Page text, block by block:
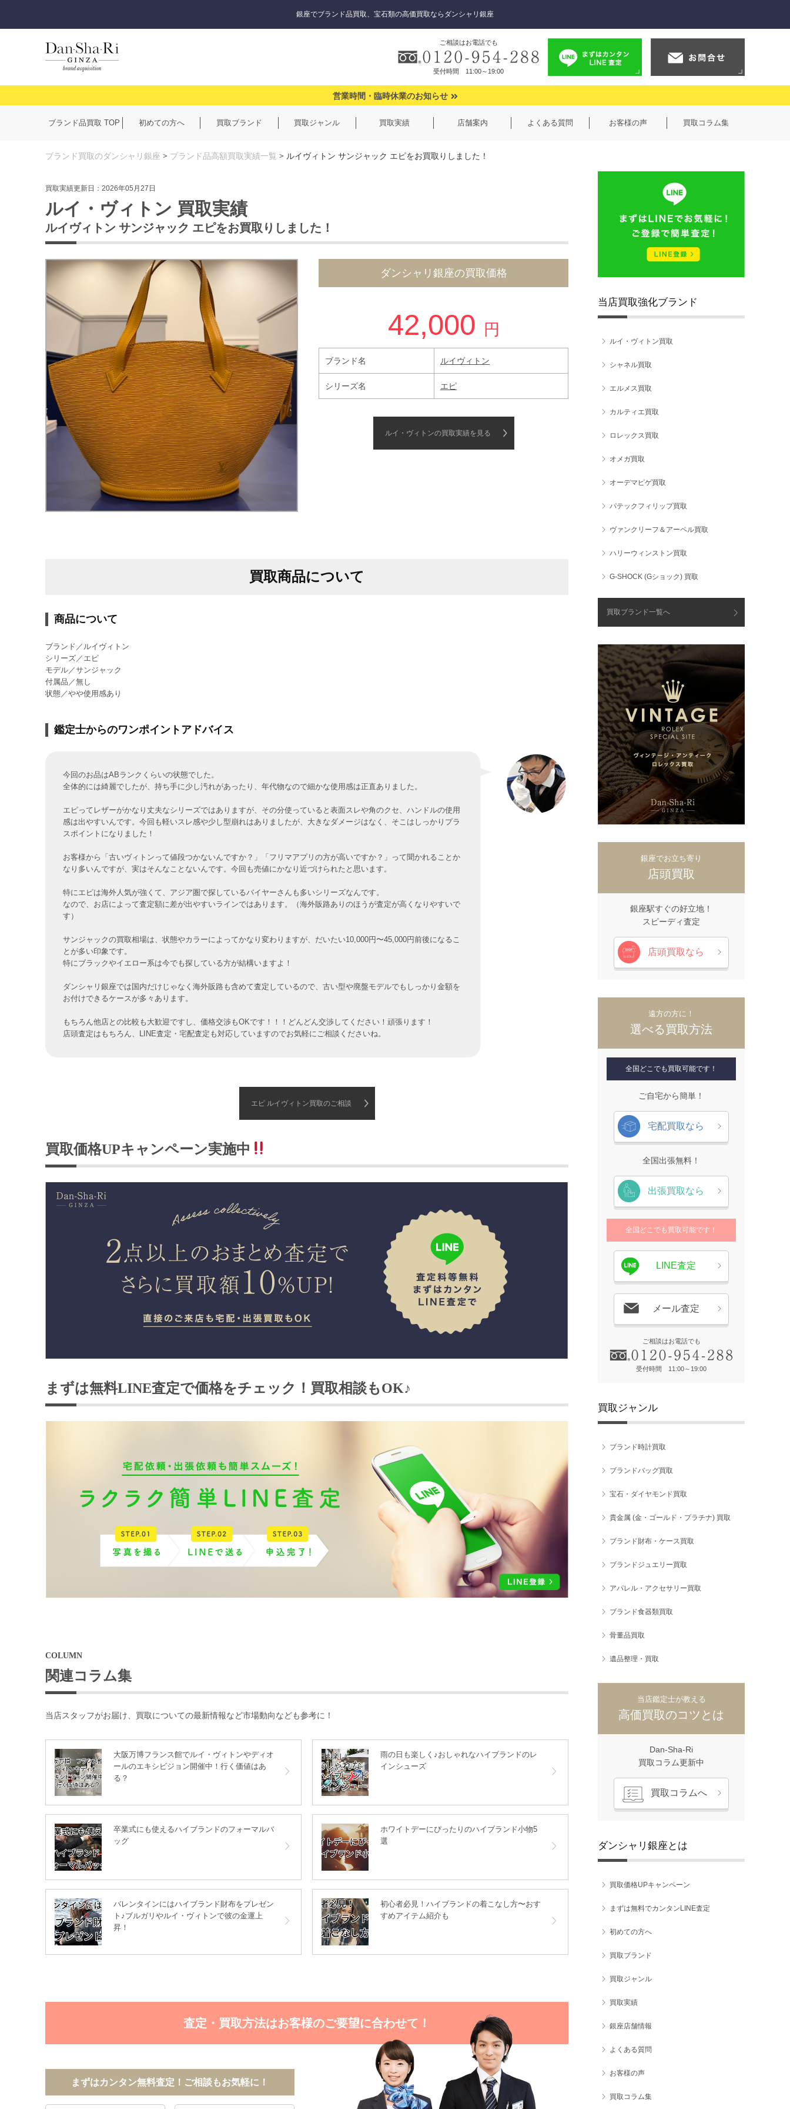
銀座でブランド品買取、宝石類の高価買取ならダンシャリ銀座
ご相談はお電話でも
受付時間 11:00～19:00
営業時間・臨時休業のお知らせ
ブランド品買取 TOP 初めての方へ 買取ブランド 買取ジャンル 買取実績 店舗案内 よくある質問 お客様の声 買取コラム集
ブランド買取のダンシャリ銀座 > ブランド品高額買取実績一覧 > ルイヴィトン サンジャック エピをお買取りしました！
買取実績更新日：2026年05月27日
ルイ・ヴィトン 買取実績
ルイヴィトン サンジャック エピをお買取りしました！
ダンシャリ銀座の買取価格
42,000 円
ブランド名 ルイヴィトン
シリーズ名 エピ
ルイ・ヴィトンの買取実績を見る
買取商品について
商品について
ブランド／ルイヴィトン
シリーズ／エピ
モデル／サンジャック
付属品／無し
状態／やや使用感あり
鑑定士からのワンポイントアドバイス
今回のお品はABランクくらいの状態でした。
全体的には綺麗でしたが、持ち手に少し汚れがあったり、年代物なので細かな使用感は正直ありました。
エピってレザーがかなり丈夫なシリーズではありますが、その分使っていると表面スレや角のクセ、ハンドルの使用
感は出やすいんです。今回も軽いスレ感や少し型崩れはありましたが、大きなダメージはなく、そこはしっかりプラ
スポイントになりました！
お客様から「古いヴィトンって値段つかないんですか？」「フリマアプリの方が高いですか？」って聞かれることか
なり多いんですが、実はそんなことないんです。今回も売値にかなり近づけられたと思います。
特にエピは海外人気が強くて、アジア圏で探しているバイヤーさんも多いシリーズなんです。
なので、お店によって査定額に差が出やすいラインではあります。（海外販路ありのほうが査定が高くなりやすいで
す）
サンジャックの買取相場は、状態やカラーによってかなり変わりますが、だいたい10,000円〜45,000円前後になるこ
とが多い印象です。
特にブラックやイエロー系は今でも探している方が結構いますよ！
ダンシャリ銀座では国内だけじゃなく海外販路も含めて査定しているので、古い型や廃盤モデルでもしっかり金額を
お付けできるケースが多々あります。
もちろん他店との比較も大歓迎ですし、価格交渉もOKです！！！どんどん交渉してください！頑張ります！
店頭査定はもちろん、LINE査定・宅配査定も対応していますのでお気軽にご相談くださいね。
エピ ルイヴィトン買取のご相談
買取価格UPキャンペーン実施中
まずは無料LINE査定で価格をチェック！買取相談もOK♪
COLUMN
関連コラム集
当店スタッフがお届け、買取についての最新情報など市場動向なども参考に！
大阪万博フランス館でルイ・ヴィトンやディオ
ールのエキシビジョン開催中！行く価値はあ
る？
雨の日も楽しく♪おしゃれなハイブランドのレ
インシューズ
卒業式にも使えるハイブランドのフォーマルバ
ッグ
ホワイトデーにぴったりのハイブランド小物5
選
バレンタインにはハイブランド財布をプレゼン
ト♪ブルガリやルイ・ヴィトンで彼の金運上
昇！
初心者必見！ハイブランドの着こなし方〜おす
すめアイテム紹介も
査定・買取方法はお客様のご要望に合わせて！
まずはカンタン無料査定！ご相談もお気軽に！
当店買取強化ブランド
ルイ・ヴィトン買取
シャネル買取
エルメス買取
カルティエ買取
ロレックス買取
オメガ買取
オーデマピゲ買取
パテックフィリップ買取
ヴァンクリーフ＆アーペル買取
ハリーウィンストン買取
G-SHOCK (Gショック) 買取
買取ブランド一覧へ
銀座でお立ち寄り
店頭買取
銀座駅すぐの好立地！
スピーディ査定
店頭買取なら
遠方の方に！
選べる買取方法
全国どこでも買取可能です！
ご自宅から簡単！
宅配買取なら
全国出張無料！
出張買取なら
全国どこでも買取可能です！
LINE査定
メール査定
ご相談はお電話でも
受付時間 11:00～19:00
買取ジャンル
ブランド時計買取
ブランドバッグ買取
宝石・ダイヤモンド買取
貴金属 (金・ゴールド・プラチナ) 買取
ブランド財布・ケース買取
ブランドジュエリー買取
アパレル・アクセサリー買取
ブランド食器類買取
骨董品買取
遺品整理・買取
当店鑑定士が教える
高価買取のコツとは
Dan-Sha-Ri
買取コラム更新中
買取コラムへ
ダンシャリ銀座とは
買取価格UPキャンペーン
まずは無料でカンタンLINE査定
初めての方へ
買取ブランド
買取ジャンル
買取実績
銀座店舗情報
よくある質問
お客様の声
買取コラム集